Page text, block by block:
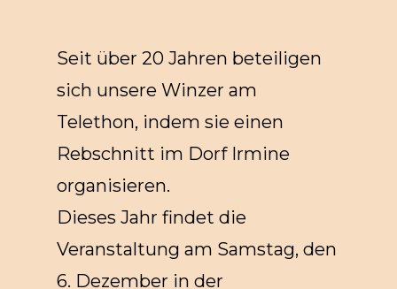
Seit über 20 Jahren beteiligen
sich unsere Winzer am
Telethon, indem sie einen
Rebschnitt im Dorf Irmine
organisieren.
Dieses Jahr findet die
Veranstaltung am Samstag, den
6. Dezember in der